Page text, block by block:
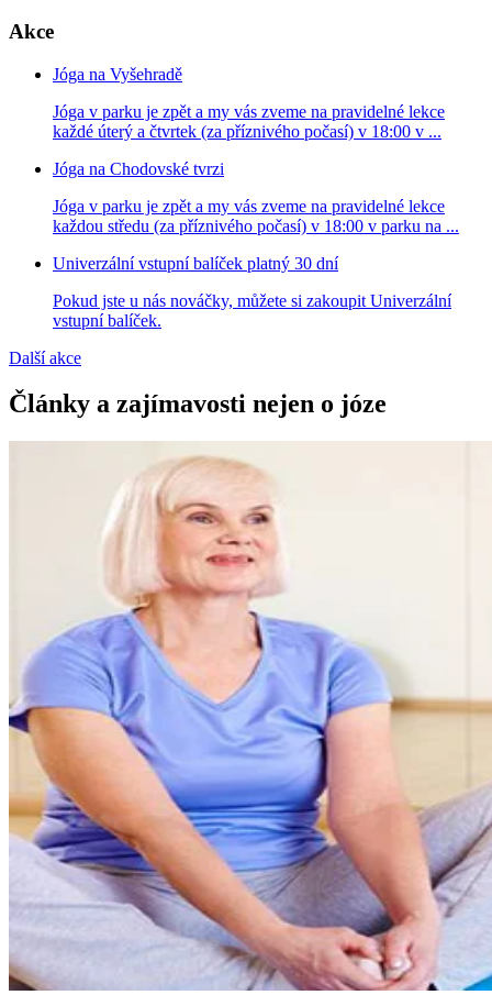
Akce
Jóga na Vyšehradě
Jóga v parku je zpět a my vás zveme na pravidelné lekce
každé úterý a čtvrtek (za příznivého počasí) v 18:00 v ...
Jóga na Chodovské tvrzi
Jóga v parku je zpět a my vás zveme na pravidelné lekce
každou středu (za příznivého počasí) v 18:00 v parku na ...
Univerzální vstupní balíček platný 30 dní
Pokud jste u nás nováčky, můžete si zakoupit Univerzální
vstupní balíček.
Další akce
Články a zajímavosti nejen o józe